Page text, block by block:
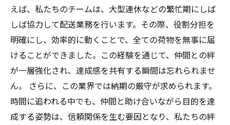
えば、私たちのチームは、大型連休などの繁忙期にしば
しば協力して配送業務を行います。その際、役割分担を
明確にし、効率的に動くことで、全ての荷物を無事に届
けることができました。この経験を通じて、仲間との絆
が一層強化され、達成感を共有する瞬間は忘れられませ
ん。 さらに、この業界では納期の厳守が求められます。
時間に追われる中でも、仲間と助け合いながら目的を達
成する姿勢は、信頼関係を生む要因となり、私たちの絆